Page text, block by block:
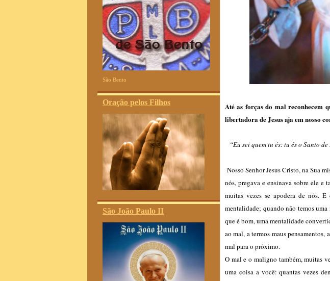
São Bento
Oração pelos Filhos
São João Paulo II
Até as forças do mal reconhecem
libertadora de Jesus aja em nosso
“Eu sei quem tu és: tu és o Santo
Nosso Senhor Jesus Cristo, na Sua
nós, pregava e ensinava sobre ele e
muitas vezes se apodera de nós.
mentalidade; quando não temos
que é bom, uma mentalidade
ao mal, a termos maus pensamentos,
mal para o próximo.
O mal e o maligno também, muitas
uma coisa a você: quantas vezes